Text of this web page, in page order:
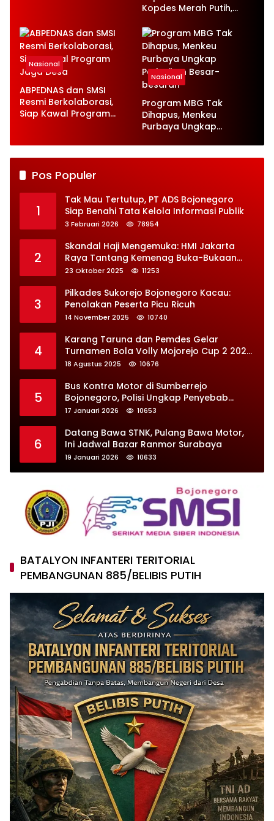
Kopdes Merah Putih,
Kerja
Nasional
ABPEDNAS dan SMSI
Resmi Berkolaborasi,
Siap Kawal Program
Nasional
Program MBG Tak
Dihapus, Menkeu
Purbaya Ungkap
Pos Populer
1
Tak Mau Tertutup, PT ADS Bojonegoro
Siap Benahi Tata Kelola Informasi Publik
3 Februari 2026 78954
2
Skandal Haji Mengemuka: HMI Jakarta
Raya Tantang Kemenag Buka-Bukaan
Soal Kontrak Syarekah Bermasalah
23 Oktober 2025 11253
3
Pilkades Sukorejo Bojonegoro Kacau:
Penolakan Peserta Picu Ricuh
14 November 2025 10740
4
Karang Taruna dan Pemdes Gelar
Turnamen Bola Volly Mojorejo Cup 2 2025,
Diikuti 28 Tim
18 Agustus 2025 10676
5
Bus Kontra Motor di Sumberrejo
Bojonegoro, Polisi Ungkap Penyebab
Kecelakaan
17 Januari 2026 10653
6
Datang Bawa STNK, Pulang Bawa Motor,
Ini Jadwal Bazar Ranmor Surabaya
19 Januari 2026 10633
BATALYON INFANTERI TERITORIAL
PEMBANGUNAN 885/BELIBIS PUTIH